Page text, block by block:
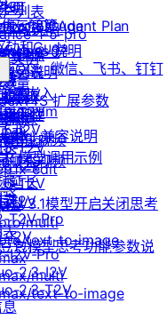
动和Cuda
和Cuda
QQ、微信、飞书、钉钉
书
息列表
用性
列表
镜像
像
像
实例
量
明
段说明
说明
说明
量嵌入
兼容说明
模型调用示例
V3.1模型开启关闭思考
包模型思考功能参数说
2
edit
multi
text-to-image
multi
text-to-image
1-5-pro
2-0
视频
视频
图生视频
帧生视频
延长
型
I2V
T2V
I2V
T2V
I2V
T2V
T2V
T2V-Pro
I2V
I2V-Pro
2.3-I2V
2.3-T2V
扩展参数
hd
TTS
云智算Agent Plan